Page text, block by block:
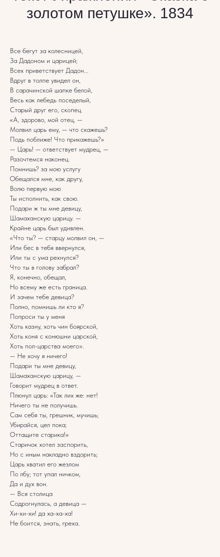
золотом петушке». 1834
Все бегут за колесницей,
За Дадоном и царицей;
Всех приветствует Дадон...
Вдруг в толпе увидел он,
В сарачинской шапке белой,
Весь как лебедь поседелый,
Старый друг его, скопец.
«А, здорово, мой отец, —
Молвил царь ему, — что скажешь?
Подь поближе! Что прикажешь?»
— Царь! — ответствует мудрец, —
Разочтемся наконец.
Помнишь? за мою услугу
Обещался мне, как другу,
Волю первую мою
Ты исполнить, как свою.
Подари ж ты мне девицу,
Шамаханскую царицу. —
Крайне царь был удивлен.
«Что ты? — старцу молвил он, —
Или бес в тебя ввернулся,
Или ты с ума рехнулся?
Что ты в голову забрал?
Я, конечно, обещал,
Но всему же есть граница.
И зачем тебе девица?
Полно, помнишь ли кто я?
Попроси ты у меня
Хоть казну, хоть чин боярской,
Хоть коня с конюшни царской,
Хоть пол-царства моего».
— Не хочу я ничего!
Подари ты мне девицу,
Шамаханскую царицу, —
Говорит мудрец в ответ.
Плюнул царь: «Так лих же: нет!
Ничего ты не получишь.
Сам себя ты, грешник, мучишь;
Убирайся, цел пока;
Оттащите старика!»
Старичок хотел заспорить,
Но с иным накладно вздорить;
Царь хватил его жезлом
По лбу; тот упал ничком,
Да и дух вон.
— Вся столица
Содрогнулась, а девица —
Хи-хи-хи! да ха-ха-ха!
Не боится, знать, греха.